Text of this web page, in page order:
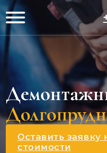
Оставить заявку
стоимости